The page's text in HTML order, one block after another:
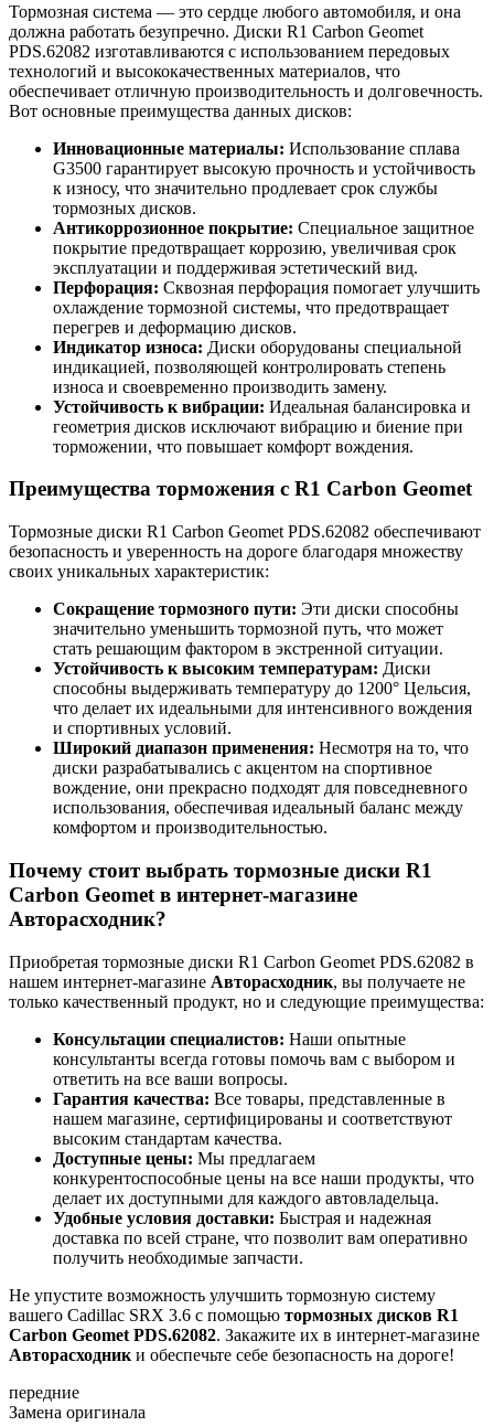
Тормозная система — это сердце любого автомобиля, и она
должна работать безупречно. Диски R1 Carbon Geomet
PDS.62082 изготавливаются с использованием передовых
технологий и высококачественных материалов, что
обеспечивает отличную производительность и долговечность.
Вот основные преимущества данных дисков:
Инновационные материалы: Использование сплава
G3500 гарантирует высокую прочность и устойчивость
к износу, что значительно продлевает срок службы
тормозных дисков.
Антикоррозионное покрытие: Специальное защитное
покрытие предотвращает коррозию, увеличивая срок
эксплуатации и поддерживая эстетический вид.
Перфорация: Сквозная перфорация помогает улучшить
охлаждение тормозной системы, что предотвращает
перегрев и деформацию дисков.
Индикатор износа: Диски оборудованы специальной
индикацией, позволяющей контролировать степень
износа и своевременно производить замену.
Устойчивость к вибрации: Идеальная балансировка и
геометрия дисков исключают вибрацию и биение при
торможении, что повышает комфорт вождения.
Преимущества торможения с R1 Carbon Geomet
Тормозные диски R1 Carbon Geomet PDS.62082 обеспечивают
безопасность и уверенность на дороге благодаря множеству
своих уникальных характеристик:
Сокращение тормозного пути: Эти диски способны
значительно уменьшить тормозной путь, что может
стать решающим фактором в экстренной ситуации.
Устойчивость к высоким температурам: Диски
способны выдерживать температуру до 1200° Цельсия,
что делает их идеальными для интенсивного вождения
и спортивных условий.
Широкий диапазон применения: Несмотря на то, что
диски разрабатывались с акцентом на спортивное
вождение, они прекрасно подходят для повседневного
использования, обеспечивая идеальный баланс между
комфортом и производительностью.
Почему стоит выбрать тормозные диски R1
Carbon Geomet в интернет-магазине
Авторасходник?
Приобретая тормозные диски R1 Carbon Geomet PDS.62082 в
нашем интернет-магазине Авторасходник, вы получаете не
только качественный продукт, но и следующие преимущества:
Консультации специалистов: Наши опытные
консультанты всегда готовы помочь вам с выбором и
ответить на все ваши вопросы.
Гарантия качества: Все товары, представленные в
нашем магазине, сертифицированы и соответствуют
высоким стандартам качества.
Доступные цены: Мы предлагаем
конкурентоспособные цены на все наши продукты, что
делает их доступными для каждого автовладельца.
Удобные условия доставки: Быстрая и надежная
доставка по всей стране, что позволит вам оперативно
получить необходимые запчасти.
Не упустите возможность улучшить тормозную систему
вашего Cadillac SRX 3.6 с помощью тормозных дисков R1
Carbon Geomet PDS.62082. Закажите их в интернет-магазине
Авторасходник и обеспечьте себе безопасность на дороге!
передние
Замена оригинала